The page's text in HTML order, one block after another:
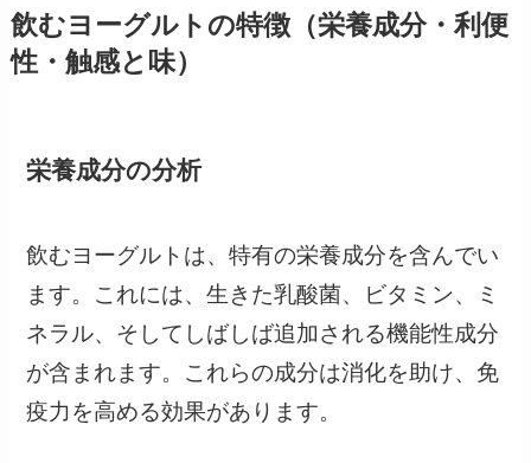
飲むヨーグルトの特徴（栄養成分・利便
性・触感と味）
栄養成分の分析
飲むヨーグルトは、特有の栄養成分を含んでい
ます。これには、生きた乳酸菌、ビタミン、ミ
ネラル、そしてしばしば追加される機能性成分
が含まれます。これらの成分は消化を助け、免
疫力を高める効果があります。